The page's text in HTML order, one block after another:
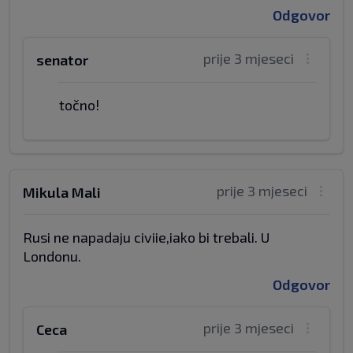
Odgovor
prije 3 mjeseci
senator
točno!
prije 3 mjeseci
Mikula Mali
Rusi ne napadaju civiie,iako bi trebali. U
Londonu.
Odgovor
prije 3 mjeseci
Ceca